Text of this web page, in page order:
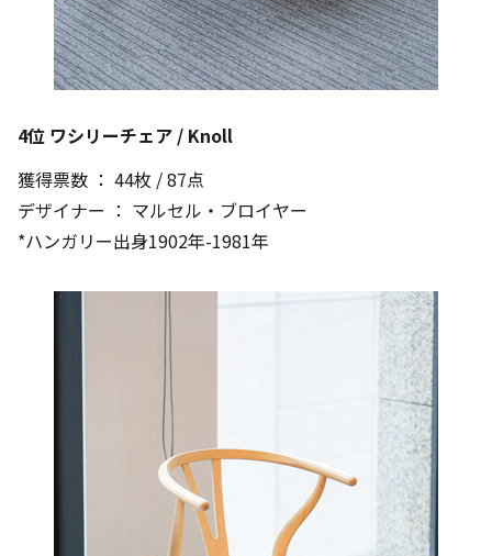
4位 ワシリーチェア / Knoll
獲得票数 ： 44枚 / 87点
デザイナー ： マルセル・ブロイヤー
*ハンガリー出身1902年-1981年